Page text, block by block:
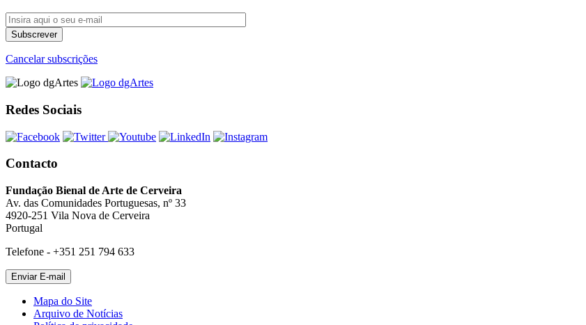
Cancelar subscrições
Redes Sociais
Contacto
Fundação Bienal de Arte de Cerveira
Av. das Comunidades Portuguesas, nº 33
4920-251 Vila Nova de Cerveira
Portugal
Telefone - +351 251 794 633
Mapa do Site
Arquivo de Notícias